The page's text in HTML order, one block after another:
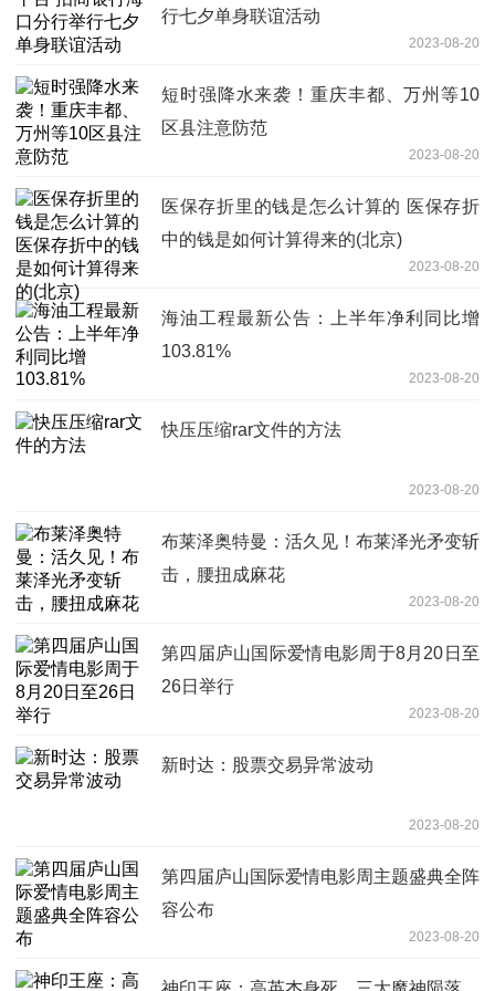
行七夕单身联谊活动
2023-08-20
短时强降水来袭！重庆丰都、万州等10
区县注意防范
2023-08-20
医保存折里的钱是怎么计算的 医保存折
中的钱是如何计算得来的(北京)
2023-08-20
海油工程最新公告：上半年净利同比增
103.81%
2023-08-20
快压压缩rar文件的方法
2023-08-20
布莱泽奥特曼：活久见！布莱泽光矛变斩
击，腰扭成麻花
2023-08-20
第四届庐山国际爱情电影周于8月20日至
26日举行
2023-08-20
新时达：股票交易异常波动
2023-08-20
第四届庐山国际爱情电影周主题盛典全阵
容公布
2023-08-20